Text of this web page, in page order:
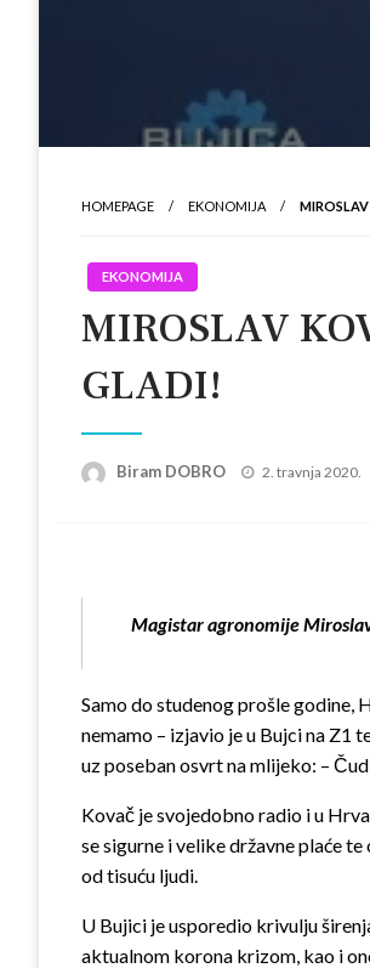
HOMEPAGE EKONOMIJA
EKONOMIJA
MIROSLAV
GLADI!
Biram DOBRO
Posted
2. travnja 2020.
Magistar agronomije
Samo do studenog prošle godine,
nemamo – izjavio je u Bujci na Z1
uz poseban osvrt na mlijeko: –
Kovač je svojedobno radio i u
se sigurne i velike državne plaće
od tisuću ljudi.
U Bujici je usporedio krivulju
aktualnom korona krizom, kao i